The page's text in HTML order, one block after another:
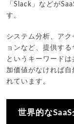
「Slack」などが
す。
システム分析、ア
ョンなど、提供す
というキーワード
加価値がなければ
れています。
世界的な